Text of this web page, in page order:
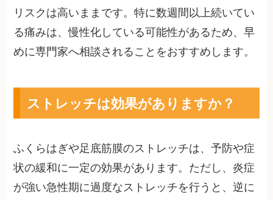
リスクは高いままです。特に数週間以上続いてい
る痛みは、慢性化している可能性があるため、早
めに専門家へ相談されることをおすすめします。
ストレッチは効果がありますか？
ふくらはぎや足底筋膜のストレッチは、予防や症
状の緩和に一定の効果があります。ただし、炎症
が強い急性期に過度なストレッチを行うと、逆に